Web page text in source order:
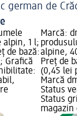
german de
alpin, 1 l;
de bază:
Grafică
Marcă:
alpine,
Preț de
(0,45 lei
Marcă
Status
Status
magazin